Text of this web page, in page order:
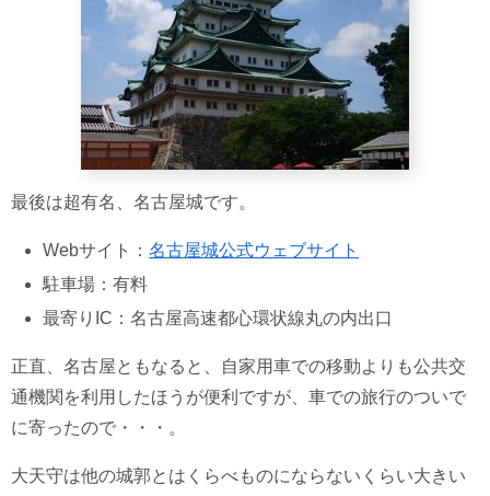
最後は超有名、名古屋城です。
Webサイト：名古屋城公式ウェブサイト
駐車場：有料
最寄りIC：名古屋高速都心環状線丸の内出口
正直、名古屋ともなると、自家用車での移動よりも公共交
通機関を利用したほうが便利ですが、車での旅行のついで
に寄ったので・・・。
大天守は他の城郭とはくらべものにならないくらい大きい